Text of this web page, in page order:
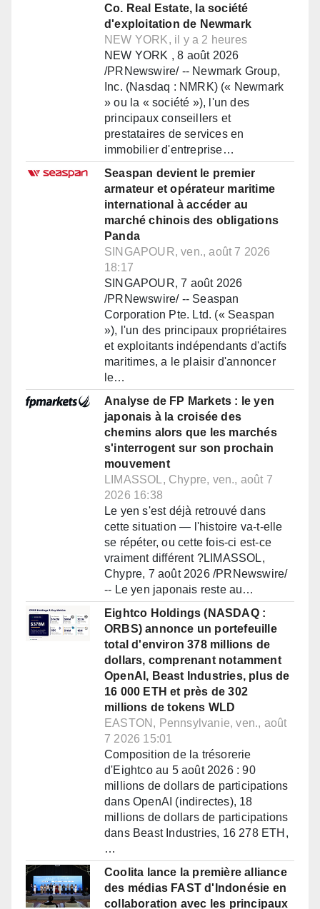
Co. Real Estate, la société
d'exploitation de Newmark
NEW YORK, il y a 2 heures
NEW YORK , 8 août 2026
/PRNewswire/ -- Newmark Group,
Inc. (Nasdaq : NMRK) (« Newmark
» ou la « société »), l'un des
principaux conseillers et
prestataires de services en
immobilier d'entreprise…
Seaspan devient le premier
armateur et opérateur maritime
international à accéder au
marché chinois des obligations
Panda
SINGAPOUR, ven., août 7 2026
18:17
SINGAPOUR, 7 août 2026
/PRNewswire/ -- Seaspan
Corporation Pte. Ltd. (« Seaspan
»), l'un des principaux propriétaires
et exploitants indépendants d'actifs
maritimes, a le plaisir d'annoncer
le…
Analyse de FP Markets : le yen
japonais à la croisée des
chemins alors que les marchés
s'interrogent sur son prochain
mouvement
LIMASSOL, Chypre, ven., août 7
2026 16:38
Le yen s'est déjà retrouvé dans
cette situation — l'histoire va-t-elle
se répéter, ou cette fois-ci est-ce
vraiment différent ?LIMASSOL,
Chypre, 7 août 2026 /PRNewswire/
-- Le yen japonais reste au…
Eightco Holdings (NASDAQ :
ORBS) annonce un portefeuille
total d'environ 378 millions de
dollars, comprenant notamment
OpenAI, Beast Industries, plus de
16 000 ETH et près de 302
millions de tokens WLD
EASTON, Pennsylvanie, ven., août
7 2026 15:01
Composition de la trésorerie
d'Eightco au 5 août 2026 : 90
millions de dollars de participations
dans OpenAI (indirectes), 18
millions de dollars de participations
dans Beast Industries, 16 278 ETH,
…
Coolita lance la première alliance
des médias FAST d'Indonésie en
collaboration avec les principaux